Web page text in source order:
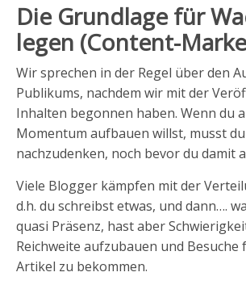
Die Grundlage für
legen (Content-
Wir sprechen in der Regel über den
Publikums, nachdem wir mit der
Inhalten begonnen haben. Wenn du
Momentum aufbauen willst, musst
nachzudenken, noch bevor du damit
Viele Blogger kämpfen mit der
d.h. du schreibst etwas, und dann….
quasi Präsenz, hast aber
Reichweite aufzubauen und
Artikel zu bekommen.